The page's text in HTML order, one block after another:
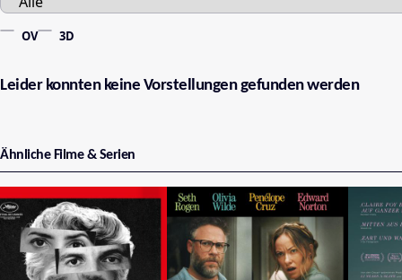
OV 3D
Leider konnten keine Vorstellungen gefunden werden
Ähnliche Filme & Serien